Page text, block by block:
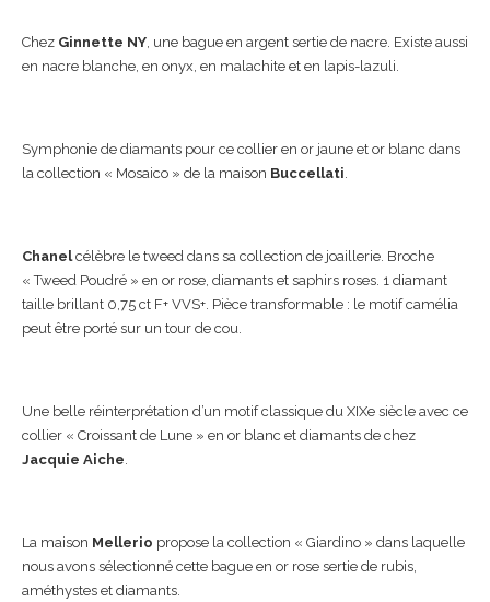
Chez Ginnette NY , une bague en argent sertie de nacre. Existe aussi
en nacre blanche, en onyx, en malachite et en lapis-lazuli.
Symphonie de diamants pour ce collier en or jaune et or blanc dans
la collection « Mosaico » de la maison Buccellati
Chanelcélèbre le tweed dans sa collection de joaillerie. Broche
« Tweed Poudré » en or rose, diamants et saphirs roses. 1 diamant
taille brillant 0,75 ct F+ VVS+. Pièce transformable : le motif camélia
peut être porté sur un tour de cou.
Une belle réinterprétation d’un motif classique du XIXe siècle avec ce
collier « Croissant de Lune » en or blanc et diamants de chez
Jacquie Aiche
La maison Mellerio propose la collection « Giardino » dans laquelle
nous avons sélectionné cette bague en or rose sertie de rubis,
améthystes et diamants.